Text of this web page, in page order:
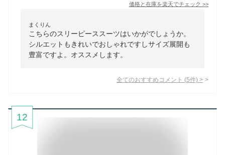
価格と在庫を楽天でチェック >>
まくりん
こちらのスリーピーススーツはいかがでしょうか。
シルエットもきれいでおしゃれですしサイズ展開も
豊富ですよ。オススメします。
全てのおすすめコメント (5件) >
12